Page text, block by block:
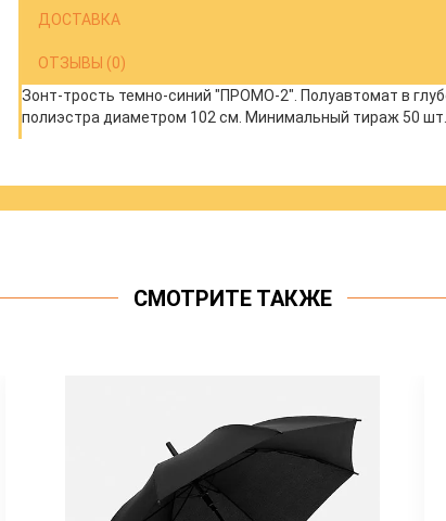
ДОСТАВКА
ОТЗЫВЫ (0)
Зонт-трость темно-синий "ПРОМО-2". Полуавтомат в
полиэстра диаметром 102 см. Минимальный тираж 50 шт.
СМОТРИТЕ ТАКЖЕ